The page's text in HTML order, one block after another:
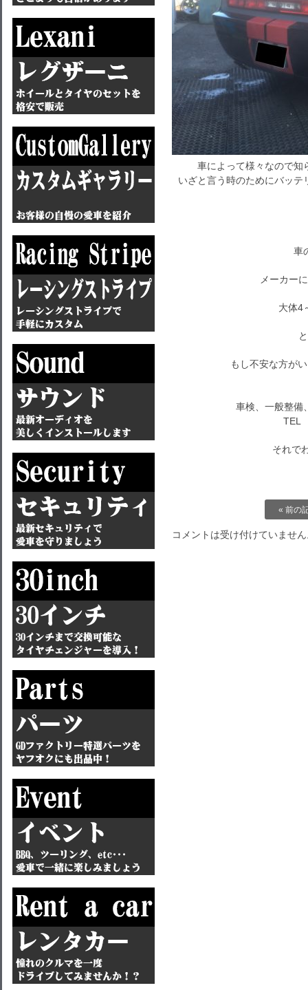
車によって様々なので知
いざと言う時のためにバッ
車
メーカー
大体4
もし不安な方が
車検、一般整備
TEL
それで
« 前の
コメントは受け付けていませ